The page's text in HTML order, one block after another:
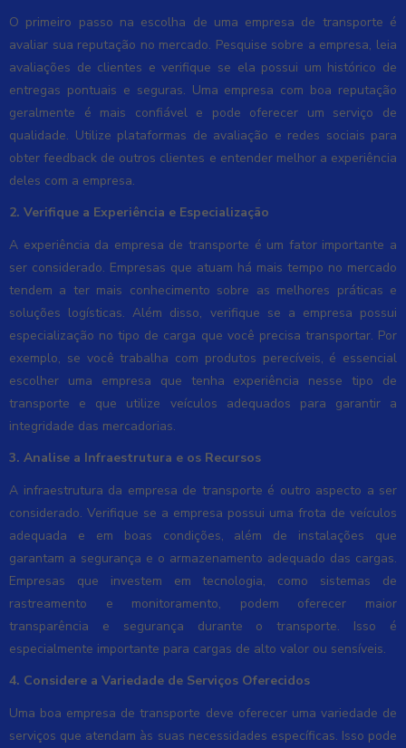
O primeiro passo na escolha de uma empresa de transporte é
avaliar sua reputação no mercado. Pesquise sobre a empresa, leia
avaliações de clientes e verifique se ela possui um histórico de
entregas pontuais e seguras. Uma empresa com boa reputação
geralmente é mais confiável e pode oferecer um serviço de
qualidade. Utilize plataformas de avaliação e redes sociais para
obter feedback de outros clientes e entender melhor a experiência
deles com a empresa.
2. Verifique a Experiência e Especialização
A experiência da empresa de transporte é um fator importante a
ser considerado. Empresas que atuam há mais tempo no mercado
tendem a ter mais conhecimento sobre as melhores práticas e
soluções logísticas. Além disso, verifique se a empresa possui
especialização no tipo de carga que você precisa transportar. Por
exemplo, se você trabalha com produtos perecíveis, é essencial
escolher uma empresa que tenha experiência nesse tipo de
transporte e que utilize veículos adequados para garantir a
integridade das mercadorias.
3. Analise a Infraestrutura e os Recursos
A infraestrutura da empresa de transporte é outro aspecto a ser
considerado. Verifique se a empresa possui uma frota de veículos
adequada e em boas condições, além de instalações que
garantam a segurança e o armazenamento adequado das cargas.
Empresas que investem em tecnologia, como sistemas de
rastreamento e monitoramento, podem oferecer maior
transparência e segurança durante o transporte. Isso é
especialmente importante para cargas de alto valor ou sensíveis.
4. Considere a Variedade de Serviços Oferecidos
Uma boa empresa de transporte deve oferecer uma variedade de
serviços que atendam às suas necessidades específicas. Isso pode